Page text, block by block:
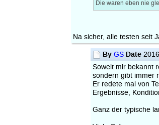
Die waren eben nie
Na sicher, alle testen seit
By GS Date
Soweit mir bekannt
sondern gibt immer
Er redete mal von
Ergebnisse,
Ganz der typische